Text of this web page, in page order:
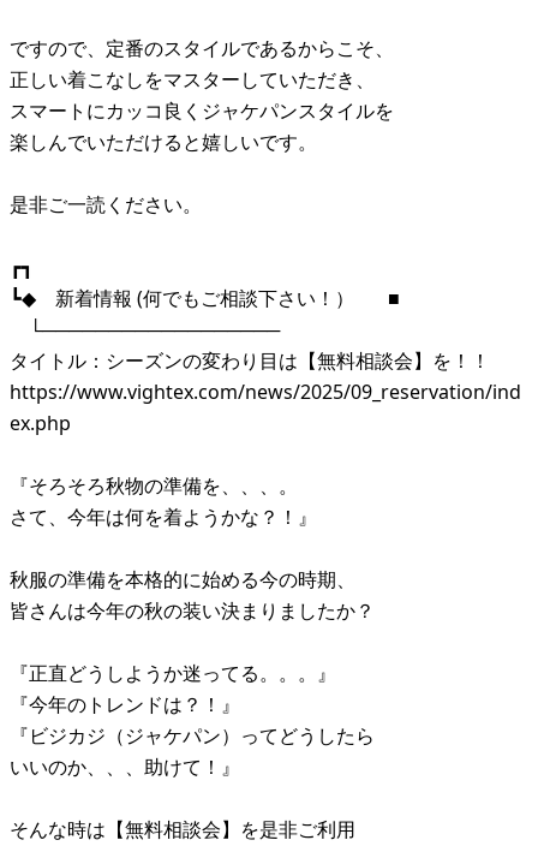
ですので、定番のスタイルであるからこそ、
正しい着こなしをマスターしていただき、
スマートにカッコ良くジャケパンスタイルを
楽しんでいただけると嬉しいです。
是非ご一読ください。
┏┓
┗◆ 新着情報 (何でもご相談下さい！） ■
└──────────────────
タイトル：シーズンの変わり目は【無料相談会】を！！
https://www.vightex.com/news/2025/09_reservation/ind
ex.php
『そろそろ秋物の準備を、、、。
さて、今年は何を着ようかな？！』
秋服の準備を本格的に始める今の時期、
皆さんは今年の秋の装い決まりましたか？
『正直どうしようか迷ってる。。。』
『今年のトレンドは？！』
『ビジカジ（ジャケパン）ってどうしたら
いいのか、、、助けて！』
そんな時は【無料相談会】を是非ご利用